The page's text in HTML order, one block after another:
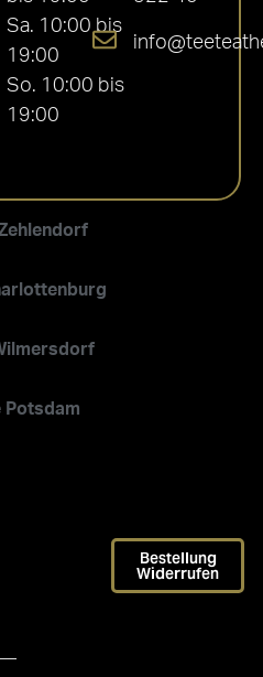
Potsdam
Sa. 10:00 bis
19:00
So. 10:00 bis
19:00
Bestellung
Widerrufen